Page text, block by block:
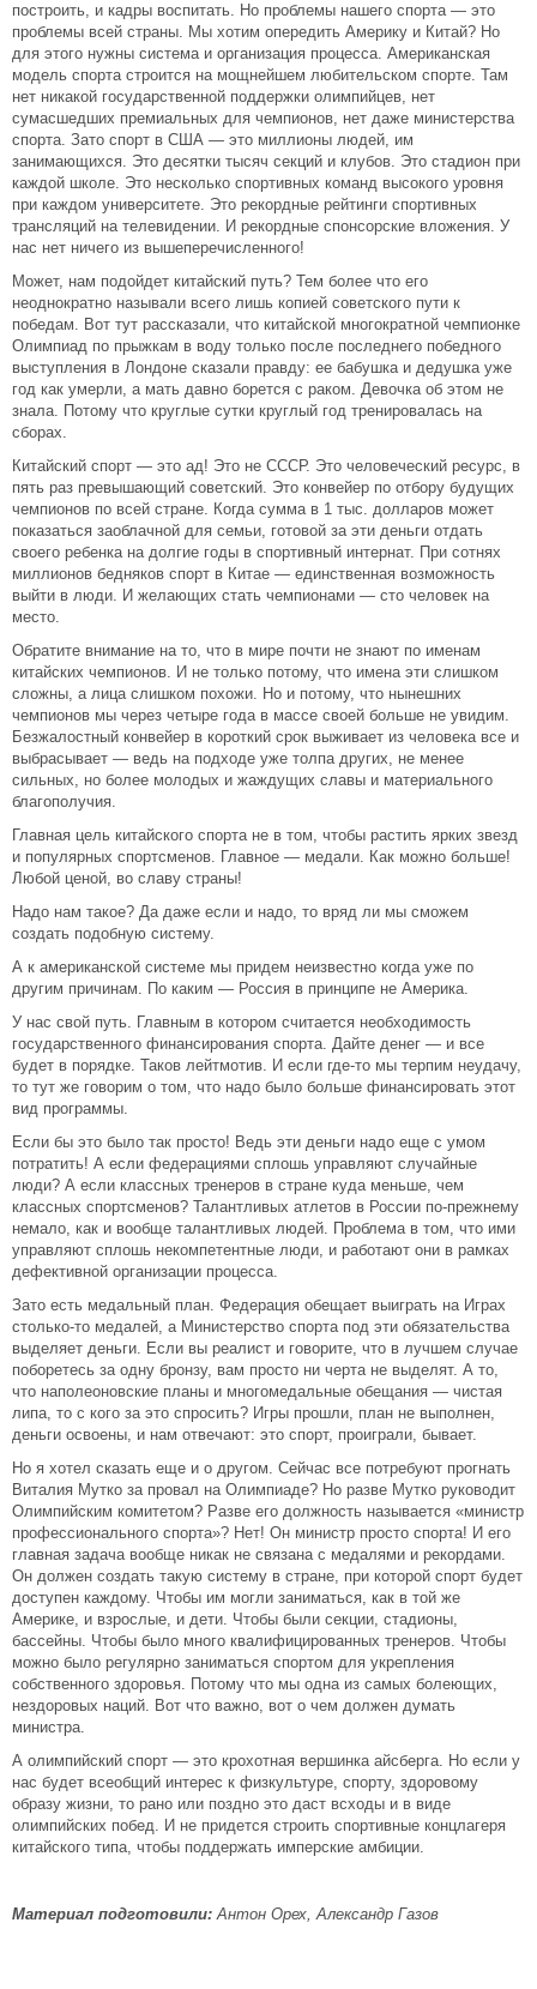
построить, и кадры воспитать. Но проблемы нашего спорта — это
проблемы всей страны. Мы хотим опередить Америку и Китай? Но
для этого нужны система и организация процесса. Американская
модель спорта строится на мощнейшем любительском спорте. Там
нет никакой государственной поддержки олимпийцев, нет
сумасшедших премиальных для чемпионов, нет даже министерства
спорта. Зато спорт в США — это миллионы людей, им
занимающихся. Это десятки тысяч секций и клубов. Это стадион при
каждой школе. Это несколько спортивных команд высокого уровня
при каждом университете. Это рекордные рейтинги спортивных
трансляций на телевидении. И рекордные спонсорские вложения. У
нас нет ничего из вышеперечисленного!
Может, нам подойдет китайский путь? Тем более что его
неоднократно называли всего лишь копией советского пути к
победам. Вот тут рассказали, что китайской многократной чемпионке
Олимпиад по прыжкам в воду только после последнего победного
выступления в Лондоне сказали правду: ее бабушка и дедушка уже
год как умерли, а мать давно борется с раком. Девочка об этом не
знала. Потому что круглые сутки круглый год тренировалась на
сборах.
Китайский спорт — это ад! Это не СССР. Это человеческий ресурс, в
пять раз превышающий советский. Это конвейер по отбору будущих
чемпионов по всей стране. Когда сумма в 1 тыс. долларов может
показаться заоблачной для семьи, готовой за эти деньги отдать
своего ребенка на долгие годы в спортивный интернат. При сотнях
миллионов бедняков спорт в Китае — единственная возможность
выйти в люди. И желающих стать чемпионами — сто человек на
место.
Обратите внимание на то, что в мире почти не знают по именам
китайских чемпионов. И не только потому, что имена эти слишком
сложны, а лица слишком похожи. Но и потому, что нынешних
чемпионов мы через четыре года в массе своей больше не увидим.
Безжалостный конвейер в короткий срок выживает из человека все и
выбрасывает — ведь на подходе уже толпа других, не менее
сильных, но более молодых и жаждущих славы и материального
благополучия.
Главная цель китайского спорта не в том, чтобы растить ярких звезд
и популярных спортсменов. Главное — медали. Как можно больше!
Любой ценой, во славу страны!
Надо нам такое? Да даже если и надо, то вряд ли мы сможем
создать подобную систему.
А к американской системе мы придем неизвестно когда уже по
другим причинам. По каким — Россия в принципе не Америка.
У нас свой путь. Главным в котором считается необходимость
государственного финансирования спорта. Дайте денег — и все
будет в порядке. Таков лейтмотив. И если где-то мы терпим неудачу,
то тут же говорим о том, что надо было больше финансировать этот
вид программы.
Если бы это было так просто! Ведь эти деньги надо еще с умом
потратить! А если федерациями сплошь управляют случайные
люди? А если классных тренеров в стране куда меньше, чем
классных спортсменов? Талантливых атлетов в России по-прежнему
немало, как и вообще талантливых людей. Проблема в том, что ими
управляют сплошь некомпетентные люди, и работают они в рамках
дефективной организации процесса.
Зато есть медальный план. Федерация обещает выиграть на Играх
столько-то медалей, а Министерство спорта под эти обязательства
выделяет деньги. Если вы реалист и говорите, что в лучшем случае
поборетесь за одну бронзу, вам просто ни черта не выделят. А то,
что наполеоновские планы и многомедальные обещания — чистая
липа, то с кого за это спросить? Игры прошли, план не выполнен,
деньги освоены, и нам отвечают: это спорт, проиграли, бывает.
Но я хотел сказать еще и о другом. Сейчас все потребуют прогнать
Виталия Мутко за провал на Олимпиаде? Но разве Мутко руководит
Олимпийским комитетом? Разве его должность называется «министр
профессионального спорта»? Нет! Он министр просто спорта! И его
главная задача вообще никак не связана с медалями и рекордами.
Он должен создать такую систему в стране, при которой спорт будет
доступен каждому. Чтобы им могли заниматься, как в той же
Америке, и взрослые, и дети. Чтобы были секции, стадионы,
бассейны. Чтобы было много квалифицированных тренеров. Чтобы
можно было регулярно заниматься спортом для укрепления
собственного здоровья. Потому что мы одна из самых болеющих,
нездоровых наций. Вот что важно, вот о чем должен думать
министра.
А олимпийский спорт — это крохотная вершинка айсберга. Но если у
нас будет всеобщий интерес к физкультуре, спорту, здоровому
образу жизни, то рано или поздно это даст всходы и в виде
олимпийских побед. И не придется строить спортивные концлагеря
китайского типа, чтобы поддержать имперские амбиции.
Материал подготовили: Антон Орех, Александр Газов